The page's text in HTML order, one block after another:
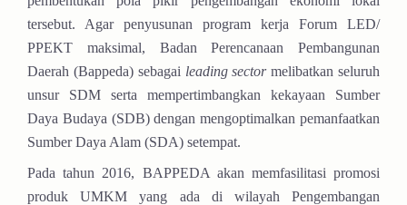
tersebut. Agar penyusunan program kerja Forum LED/
PPEKT maksimal, Badan Perencanaan Pembangunan
Daerah (Bappeda) sebagai leading sectormelibatkan seluruh
unsur SDM serta mempertimbangkan kekayaan Sumber
Daya Budaya (SDB) dengan mengoptimalkan pemanfaatkan
Sumber Daya Alam (SDA) setempat.
Pada tahun 2016, BAPPEDA akan memfasilitasi promosi
produk UMKM yang ada di wilayah Pengembangan